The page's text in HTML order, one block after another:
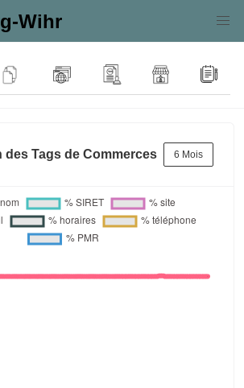
Wihr
des Tags de Commerces 6 Mois